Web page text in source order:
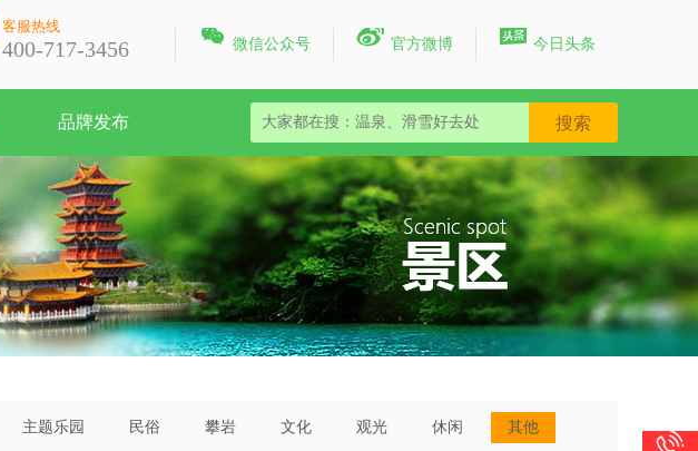
 微信公众号  官方微博  今日头条
客服热线
400-717-3456
品牌发布
主题乐园 民俗 攀岩 文化 观光 休闲 其他
